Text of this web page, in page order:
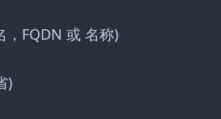
FQDN 或 名称)
)